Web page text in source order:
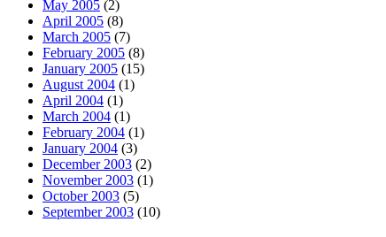
May 2005 (2)
April 2005 (8)
March 2005 (7)
February 2005 (8)
January 2005 (15)
August 2004 (1)
April 2004 (1)
March 2004 (1)
February 2004 (1)
January 2004 (3)
December 2003 (2)
November 2003 (1)
October 2003 (5)
September 2003 (10)